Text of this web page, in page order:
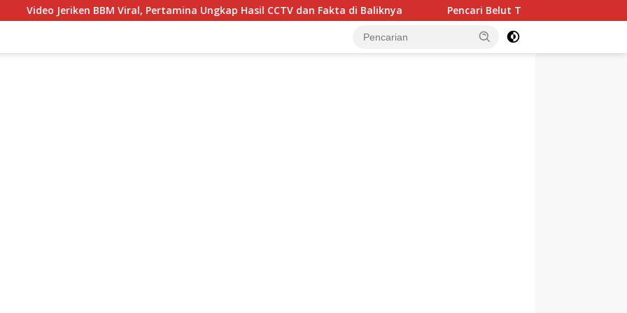
BBM Viral, Pertamina Ungkap Hasil CCTV dan Fakta di Baliknya Pencari Belut Tewas di Pinggir Sungai, Masih